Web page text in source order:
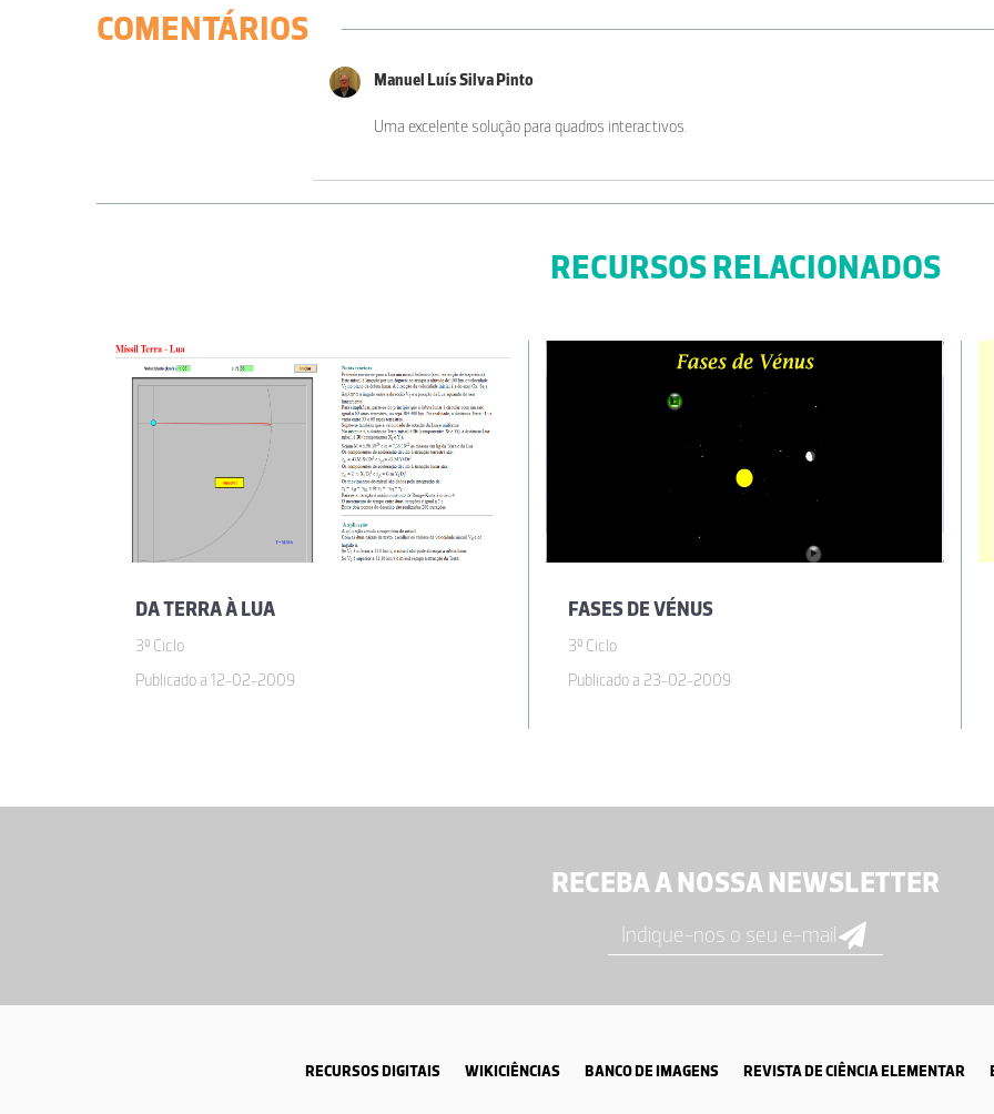
COMENTÁRIOS
Manuel Luís Silva Pinto
Uma excelente solução para quadros interactivos.
RECURSOS RELACIONADOS
DA TERRA À LUA
3º Ciclo
Publicado a 12-02-2009
FASES DE VÉNUS
3º Ciclo
Publicado a 23-02-2009
RECEBA A NOSSA NEWSLETTER
RECURSOS DIGITAIS WIKICIÊNCIAS BANCO DE IMAGENS REVISTA DE CIÊNCIA ELEMENTAR